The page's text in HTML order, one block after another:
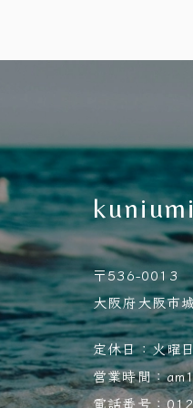
〒536-0013
大阪府大阪市
定休日：火曜
営業時間：
電話番号：